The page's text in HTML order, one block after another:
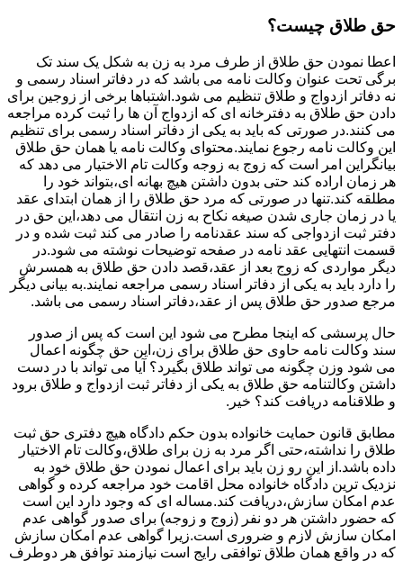
حق طلاق چیست؟
اعطا نمودن حق طلاق از طرف مرد به زن به شکل یک سند تک
برگی تحت عنوان وکالت نامه می باشد که در دفاتر اسناد رسمی و
نه دفاتر ازدواج و طلاق تنظیم می شود.اشتباها برخی از زوجین برای
دادن حق طلاق به دفترخانه ای که ازدواج آن ها را ثبت کرده مراجعه
می کنند.در صورتی که باید به یکی از دفاتر اسناد رسمی برای تنظیم
این وکالت نامه رجوع نمایند.محتوای وکالت نامه یا همان حق طلاق
بیانگراین امر است که زوج به زوجه وکالت تام الاختیار می دهد که
هر زمان اراده کند حتی بدون داشتن هیچ بهانه ای،بتواند خود را
مطلقه کند.تنها در صورتی که مرد حق طلاق را از همان ابتدای عقد
یا در زمان جاری شدن صیغه نکاح به زن انتقال می دهد،این حق در
دفتر ثبت ازدواجی که سند عقدنامه را صادر می کند ثبت شده و در
قسمت انتهایی عقد نامه در صفحه توضیحات نوشته می شود.در
دیگر مواردی که زوج بعد از عقد،قصد دادن حق طلاق به همسرش
را دارد باید به یکی از دفاتر اسناد رسمی مراجعه نمایند.به بیانی دیگر
مرجع صدور حق طلاق پس از عقد،دفاتر اسناد رسمی می باشد.
حال پرسشی که اینجا مطرح می شود این است که پس از صدور
سند وکالت نامه حاوی حق طلاق برای زن،این حق چگونه اعمال
می شود وزن چگونه می تواند طلاق بگیرد؟ آیا می تواند با در دست
داشتن وکالتنامه حق طلاق به یکی از دفاتر ثبت ازدواج و طلاق برود
و طلاقنامه دریافت کند؟ خیر.
مطابق قانون حمایت خانواده بدون حکم دادگاه هیچ دفتری حق ثبت
طلاق را نداشته،حتی اگر مرد به زن برای طلاق،وکالت تام الاختیار
داده باشد.از این رو زن باید برای اعمال نمودن حق طلاق خود به
نزدیک ترین دادگاه خانواده محل اقامت خود مراجعه کرده و گواهی
عدم امکان سازش،دریافت کند.مساله ای که وجود دارد این است
که حضور داشتن هر دو نفر (زوج و زوجه) برای صدور گواهی عدم
امکان سازش لازم و ضروری است.زیرا گواهی عدم امکان سازش
که در واقع همان طلاق توافقی رایج است نیازمند توافق هر دوطرف